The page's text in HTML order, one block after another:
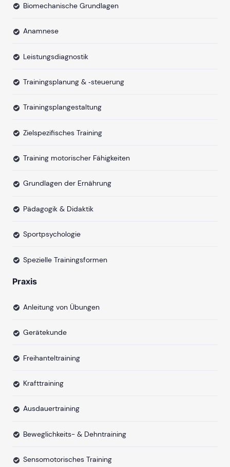
Biomechanische Grundlagen
Anamnese
Leistungsdiagnostik
Trainingsplanung & ‐steuerung
Trainingsplangestaltung
Zielspezifisches Training
Training motorischer Fähigkeiten
Grundlagen der Ernährung
Pädagogik & Didaktik
Sportpsychologie
Spezielle Trainingsformen
Praxis
Anleitung von Übungen
Gerätekunde
Freihanteltraining
Krafttraining
Ausdauertraining
Beweglichkeits- & Dehntraining
Sensomotorisches Training